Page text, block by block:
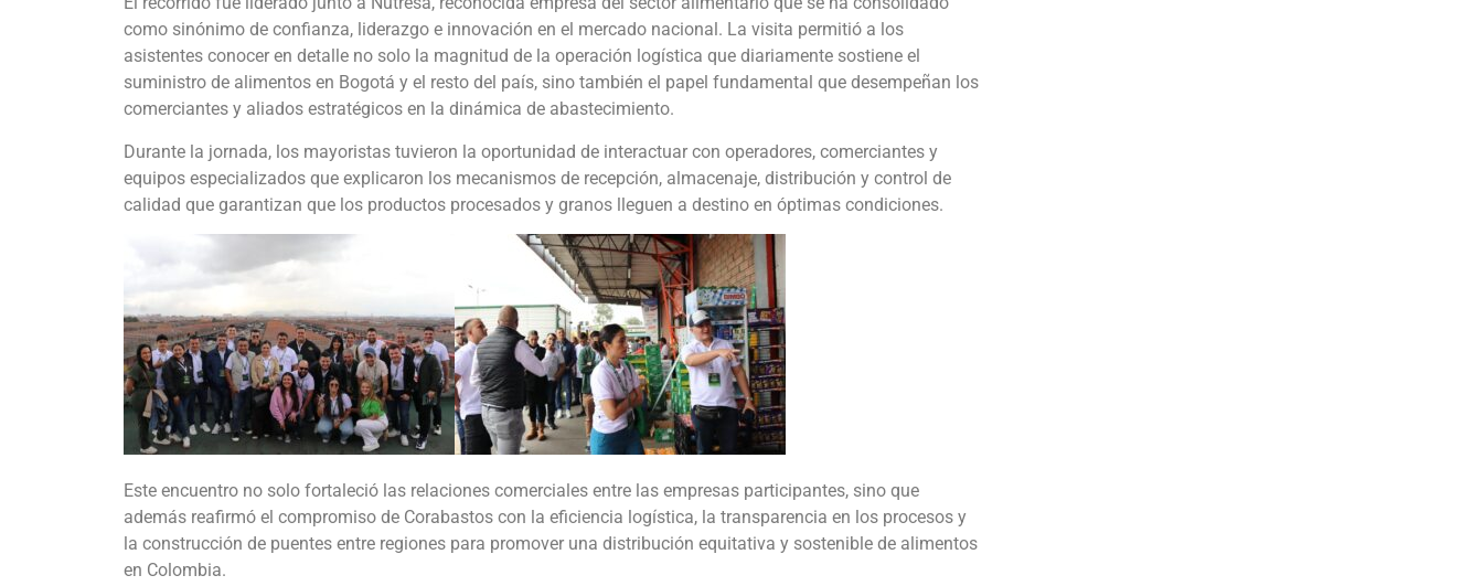
como sinónimo de confianza, liderazgo e innovación en el mercado nacional. La visita permitió a los
asistentes conocer en detalle no solo la magnitud de la operación logística que diariamente sostiene el
suministro de alimentos en Bogotá y el resto del país, sino también el papel fundamental que desempeñan los
comerciantes y aliados estratégicos en la dinámica de abastecimiento.
Durante la jornada, los mayoristas tuvieron la oportunidad de interactuar con operadores, comerciantes y
equipos especializados que explicaron los mecanismos de recepción, almacenaje, distribución y control de
calidad que garantizan que los productos procesados y granos lleguen a destino en óptimas condiciones.
Este encuentro no solo fortaleció las relaciones comerciales entre las empresas participantes, sino que
además reafirmó el compromiso de Corabastos con la eficiencia logística, la transparencia en los procesos y
la construcción de puentes entre regiones para promover una distribución equitativa y sostenible de alimentos
en Colombia.